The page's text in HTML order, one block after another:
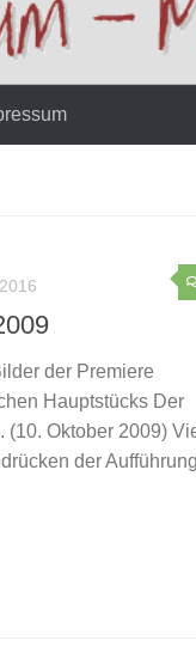
der Premiere
Hauptstücks Der
(10. Oktober 2009)
der